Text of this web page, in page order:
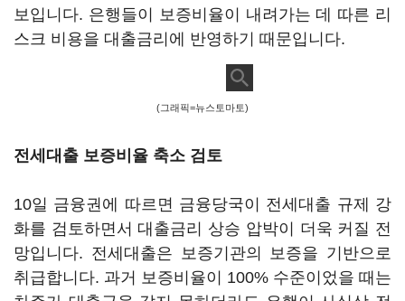
보입니다. 은행들이 보증비율이 내려가는 데 따른 리
스크 비용을 대출금리에 반영하기 때문입니다.
(그래픽=뉴스토마토)
전세대출 보증비율 축소 검토
10일 금융권에 따르면 금융당국이 전세대출 규제 강
화를 검토하면서 대출금리 상승 압박이 더욱 커질 전
망입니다. 전세대출은 보증기관의 보증을 기반으로
취급합니다. 과거 보증비율이 100% 수준이었을 때는